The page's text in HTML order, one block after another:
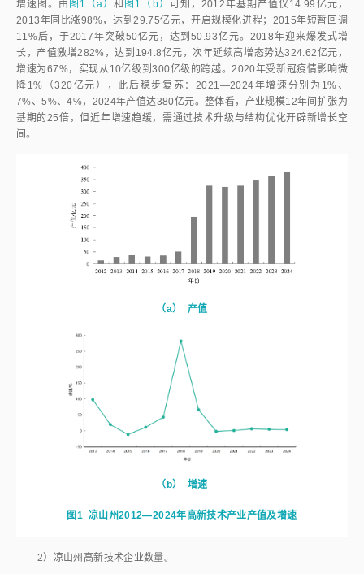
增速图。由 图1（a）和 图1（b）
可知，2012年基期产值仅14.99亿元，
2013年同比涨98%，达到29.75亿元，开启规模化进程；2015年短暂回调
11%后，于2017年突破50亿元，达到50.93亿元。2018年迎来爆发式增
长，产值激增282%，达到194.8亿元，次年延续高增态势达324.62亿元，
增速为67%，实现从10亿级到300亿级的跨越。2020年受新冠疫情影响微
降1%（320亿元），此后稳步复苏：2021—2024年增速分别为1%、
7%、5%、4%，2024年产值达380亿元。整体看，产业规模12年间扩张为
基期的25倍，但近年增速趋缓，需通过技术升级与结构优化开辟新增长空
间。
（a） 产值
（b） 增速
图1 凉山州2012—2024年高新技术产业产值及增速
2）凉山州高新技术企业数量。